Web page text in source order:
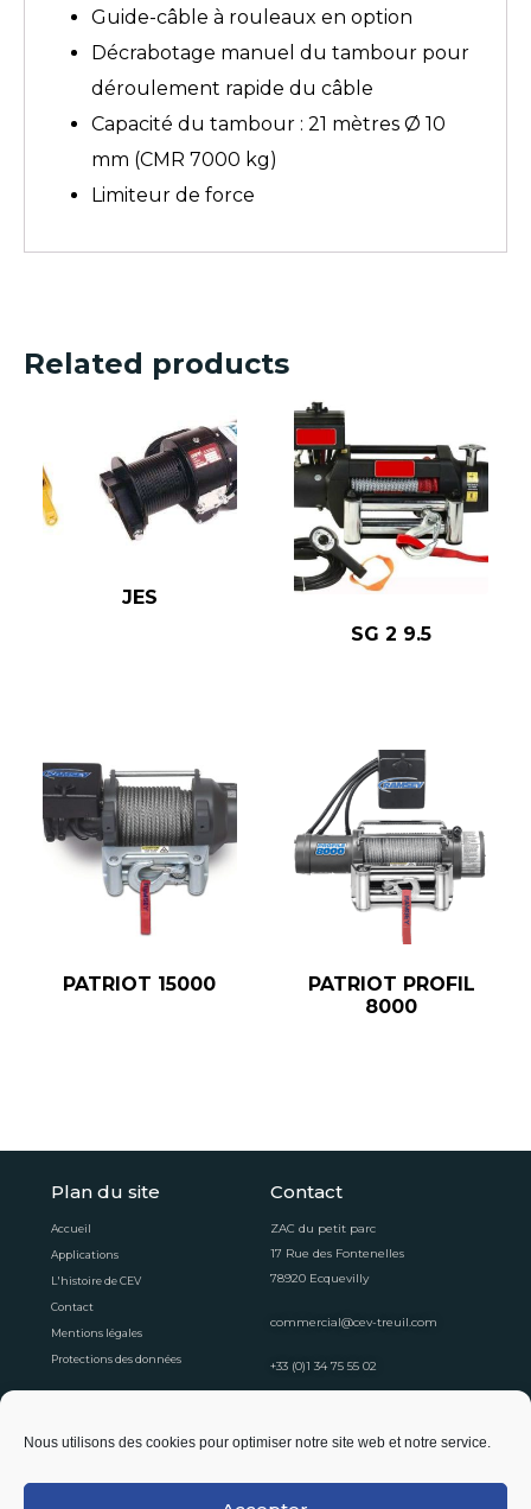
Nous utilisons des cookies pour optimiser notre site web et notre service.
Guide-câble à rouleaux en option
Décrabotage manuel du tambour pour
déroulement rapide du câble
Capacité du tambour : 21 mètres Ø 10
mm (CMR 7000 kg)
Limiteur de force
Related products
JES
SG 2 9.5
PATRIOT 15000
PATRIOT PROFIL
8000
Plan du site
Accueil
Applications
L'histoire de CEV
Contact
Mentions légales
Protections des données
Contact
ZAC du petit parc
17 Rue des Fontenelles
78920 Ecquevilly
commercial@cev-treuil.com
+33 (0)1 34 75 55 02
Horaires d'ouvertures